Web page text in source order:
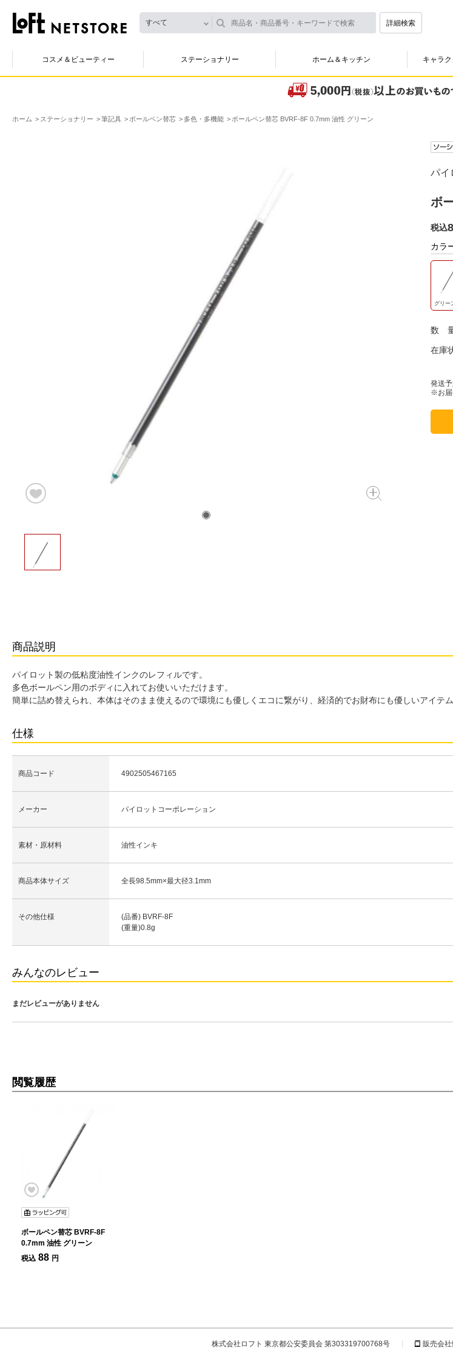
すべて 詳細検索
コスメ＆ビューティー ステーショナリー ホーム＆キッチン キャラ
ホーム ステーショナリー 筆記具 ボールペン替芯 多色・多機能 ボールペン替芯 BVRF-8F 0.7mm 油性 グリーン
パイ
ボ
税込
カラ
グリー
数
在庫
発送
※お届
商品説明
パイロット製の低粘度油性インクのレフィルです。
多色ボールペン用のボディに入れてお使いいただけます。
簡単に詰め替えられ、本体はそのまま使えるので環境にも優しくエコに繋がり、経済的でお財布にも優しいアイテム
仕様
商品コード 4902505467165
メーカー パイロットコーポレーション
素材・原材料 油性インキ
商品本体サイズ 全長98.5mm×最大径3.1mm
その他仕様
(品番) BVRF-8F
(重量)0.8g
みんなのレビュー
まだレビューがありません
閲覧履歴
ボールペン替芯 BVRF-8F
0.7mm 油性 グリーン
税込 88 円
株式会社ロフト 東京都公安委員会 第303319700768号 販売会社